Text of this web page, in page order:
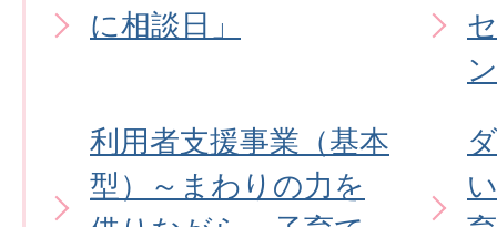
に相談日」
利用者支援事業（基本
型）～まわりの力を